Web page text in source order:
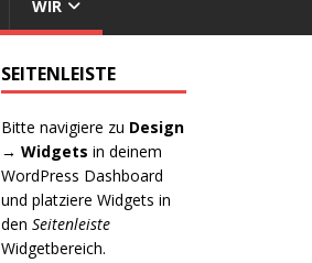
WIR
SEITENLEISTE
Bitte navigiere zu Design
→ Widgets in deinem
WordPress Dashboard
und platziere Widgets in
denSeitenleiste
Widgetbereich.